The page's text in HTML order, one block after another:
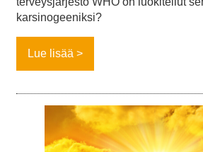
karsinogeeniksi?
Lue lisää